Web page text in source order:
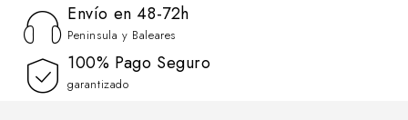
Envío en 48-72h
Peninsula y Baleares
100% Pago Seguro
garantizado